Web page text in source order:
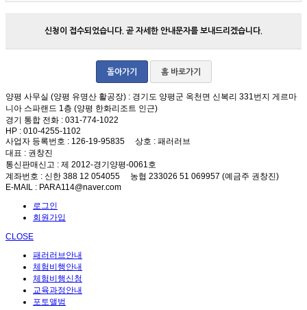
신청이 접수되었습니다. 곧 자세한 안내문자를 보내드리겠습니다.
돌아가기 홈 바로가기
양평 사무실 (양평 유명산 활공장) : 경기도 양평군 옥천면 신복리 331번지 게르마
니아 스파랜드 1층 (양평 한화리조트 인근)
경기 통합 전화 : 031-774-1022
HP : 010-4255-1102
사업자 등록번호 : 126-19-95835 상호 : 패러러브
대표 : 권창진
통신판매신고 : 제 2012-경기양평-0061호
계좌번호 : 신한 388 12 054055 농협 233026 51 069957 (예금주 권창진)
E-MAIL : PARA114@naver.com
로그인
회원가입
CLOSE
패러러브안내
체험비행안내
체험비행신청
교육과정안내
포토앨범